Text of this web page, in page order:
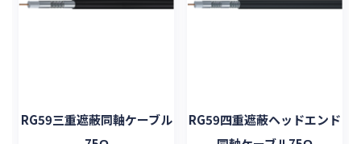
RG59三重遮蔽同軸ケーブル
RG59四重遮蔽ヘッドエンド